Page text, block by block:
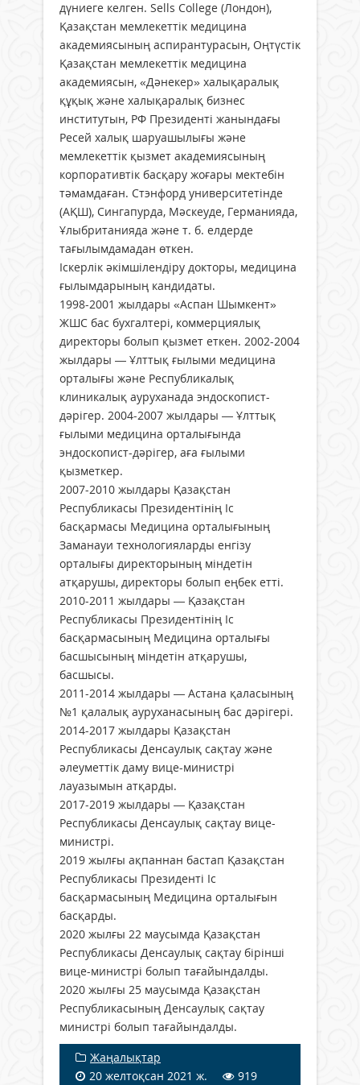
дүниеге келген. Sells College (Лондон),
Қазақстан мемлекеттік медицина
академиясының аспирантурасын, Оңтүстік
Қазақстан мемлекеттік медицина
академиясын, «Дәнекер» халықаралық
құқық және халықаралық бизнес
институтын, РФ Президенті жанындағы
Ресей халық шаруашылығы және
мемлекеттік қызмет академиясының
корпоративтік басқару жоғары мектебін
тәмамдаған. Стэнфорд университетінде
(АҚШ), Сингапурда, Мәскеуде, Германияда,
Ұлыбританияда және т. б. елдерде
тағылымдамадан өткен.
Іскерлік әкімшілендіру докторы, медицина
ғылымдарының кандидаты.
1998-2001 жылдары «Аспан Шымкент»
ЖШС бас бухгалтері, коммерциялық
директоры болып қызмет еткен. 2002-2004
жылдары — Ұлттық ғылыми медицина
орталығы және Республикалық
клиникалық ауруханада эндоскопист-
дәрігер. 2004-2007 жылдары — Ұлттық
ғылыми медицина орталығында
эндоскопист-дәрігер, аға ғылыми
қызметкер.
2007-2010 жылдары Қазақстан
Республикасы Президентінің Іс
басқармасы Медицина орталығының
Заманауи технологияларды енгізу
орталығы директорының міндетін
атқарушы, директоры болып еңбек етті.
2010-2011 жылдары — Қазақстан
Республикасы Президентінің Іс
басқармасының Медицина орталығы
басшысының міндетін атқарушы,
басшысы.
2011-2014 жылдары — Астана қаласының
№1 қалалық ауруханасының бас дәрігері.
2014-2017 жылдары Қазақстан
Республикасы Денсаулық сақтау және
әлеуметтік даму вице-министрі
лауазымын атқарды.
2017-2019 жылдары — Қазақстан
Республикасы Денсаулық сақтау вице-
министрі.
2019 жылғы ақпаннан бастап Қазақстан
Республикасы Президенті Іс
басқармасының Медицина орталығын
басқарды.
2020 жылғы 22 маусымда Қазақстан
Республикасы Денсаулық сақтау бірінші
вице-министрі болып тағайындалды.
2020 жылғы 25 маусымда Қазақстан
Республикасының Денсаулық сақтау
министрі болып тағайындалды.
Жаңалықтар
20 желтоқсан 2021 ж.
919